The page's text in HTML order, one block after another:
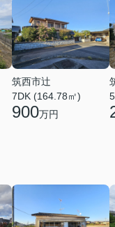
筑西市辻
7DK (164.78㎡)
900万円